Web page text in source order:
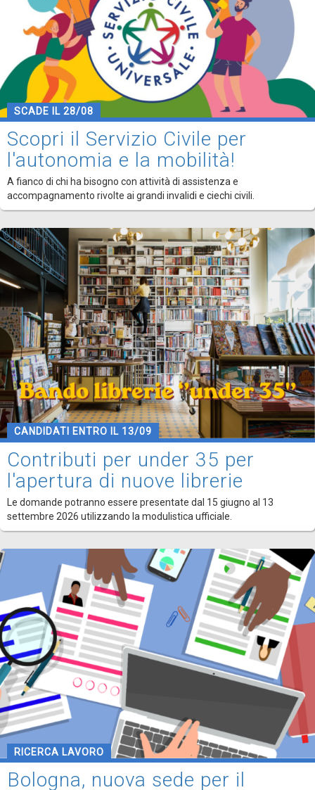
SCADE IL 28/08
Scopri il Servizio Civile per
l'autonomia e la mobilità!
A fianco di chi ha bisogno con attività di assistenza e
accompagnamento rivolte ai grandi invalidi e ciechi civili.
CANDIDATI ENTRO IL 13/09
Contributi per under 35 per
l'apertura di nuove librerie
Le domande potranno essere presentate dal 15 giugno al 13
settembre 2026 utilizzando la modulistica ufficiale.
RICERCA LAVORO
Bologna, nuova sede per il